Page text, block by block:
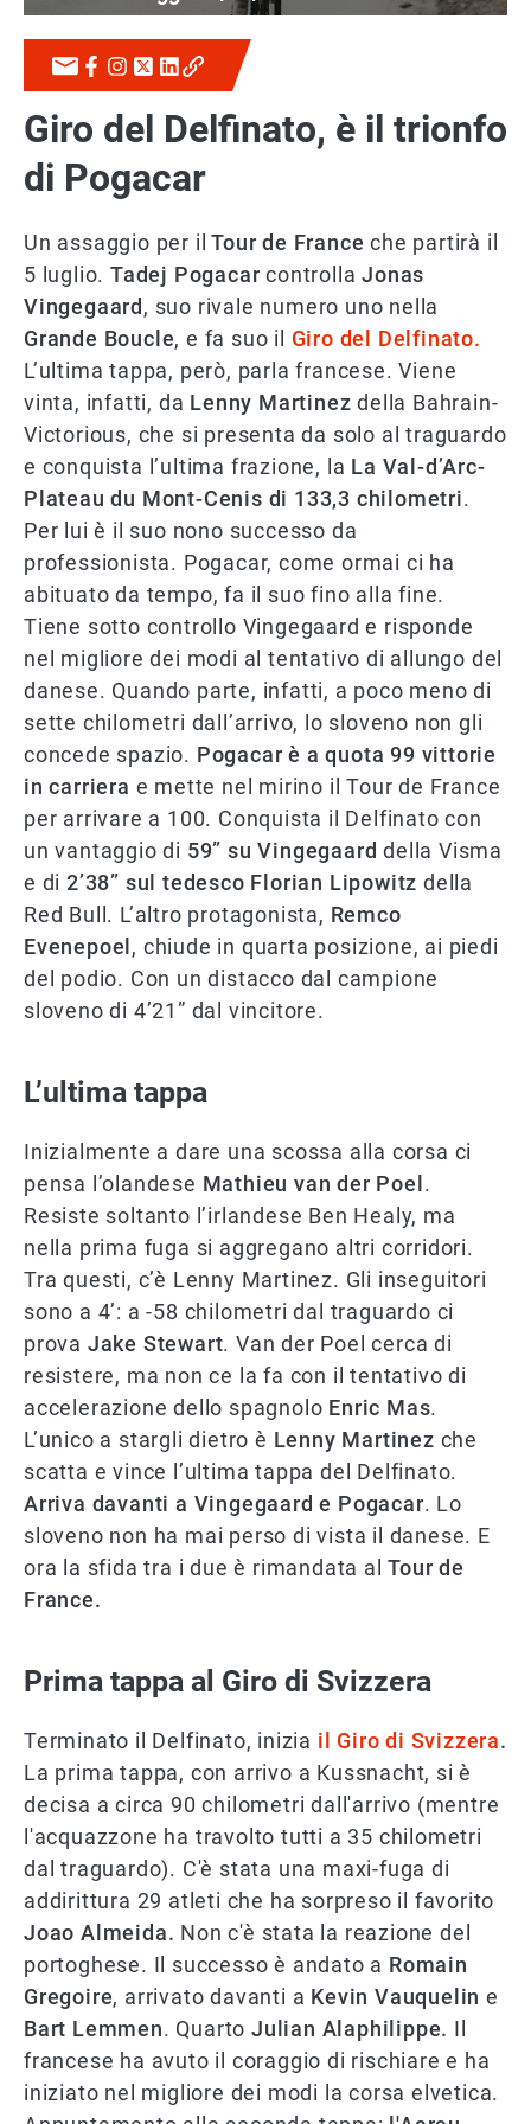
Giro del Delfinato, è il trionfo
di Pogacar
Un assaggio per il Tour de France che partirà il
5 luglio. Tadej Pogacar controlla Jonas
Vingegaard , suo rivale numero uno nella
Grande Boucle, e fa suo il
Giro del Delfinato.
L’ultima tappa, però, parla francese. Viene
vinta, infatti, da Lenny Martinezdella Bahrain-
Victorious, che si presenta da solo al traguardo
e conquista l’ultima frazione, la La Val-d’Arc-
Plateau du Mont-Cenis di 133,3 chilometri.
Per lui è il suo nono successo da
professionista. Pogacar, come ormai ci ha
abituato da tempo, fa il suo fino alla fine.
Tiene sotto controllo Vingegaard e risponde
nel migliore dei modi al tentativo di allungo del
danese. Quando parte, infatti, a poco meno di
sette chilometri dall’arrivo, lo sloveno non gli
concede spazio. Pogacar è a quota 99 vittorie
in carriera e mette nel mirino il Tour de France
per arrivare a 100. Conquista il Delfinato con
un vantaggio di 59” su Vingegaard della Visma
e di 2’38” sul tedesco Florian Lipowitz della
Red Bull. L’altro protagonista, Remco
Evenepoel , chiude in quarta posizione, ai piedi
del podio. Con un distacco dal campione
sloveno di 4’21” dal vincitore.
L’ultima tappa
Inizialmente a dare una scossa alla corsa ci
pensa l’olandese Mathieu van der Poel .
Resiste soltanto l’irlandese Ben Healy, ma
nella prima fuga si aggregano altri corridori.
Tra questi, c’è Lenny Martinez. Gli inseguitori
sono a 4’: a -58 chilometri dal traguardo ci
prova Jake Stewart. Van der Poel cerca di
resistere, ma non ce la fa con il tentativo di
accelerazione dello spagnolo Enric Mas.
L’unico a stargli dietro è Lenny Martinez che
scatta e vince l’ultima tappa del Delfinato.
Arriva davanti a Vingegaard e Pogacar. Lo
sloveno non ha mai perso di vista il danese. E
ora la sfida tra i due è rimandata alTour de
France.
Prima tappa al Giro di Svizzera
Terminato il Delfinato, inizia il Giro di Svizzera.
La prima tappa, con arrivo a Kussnacht, si è
decisa a circa 90 chilometri dall'arrivo (mentre
l'acquazzone ha travolto tutti a 35 chilometri
dal traguardo). C'è stata una maxi-fuga di
addirittura 29 atleti che ha sorpreso il favorito
Joao Almeida. Non c'è stata la reazione del
portoghese. Il successo è andato a Romain
Gregoire, arrivato davanti a Kevin Vauqueline
Bart Lemmen. QuartoJulian Alaphilippe. Il
francese ha avuto il coraggio di rischiare e ha
iniziato nel migliore dei modi la corsa elvetica.